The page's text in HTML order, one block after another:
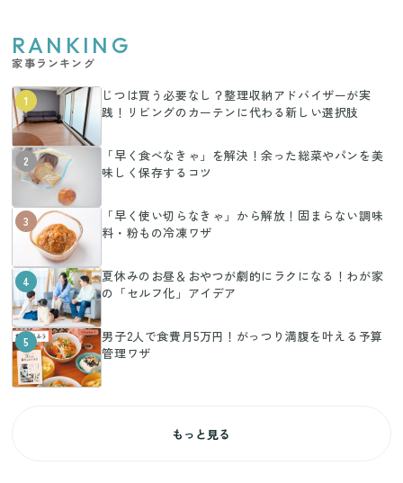
RANKING
家事ランキング
1
じつは買う必要なし？整理収納アドバイザーが実
践！リビングのカーテンに代わる新しい選択肢
2
「早く食べなきゃ」を解決！余った総菜やパンを美
味しく保存するコツ
3
「早く使い切らなきゃ」から解放！固まらない調味
料・粉もの冷凍ワザ
4
夏休みのお昼＆おやつが劇的にラクになる！わが家
の「セルフ化」アイデア
5
男子2人で食費月5万円！がっつり満腹を叶える予算
管理ワザ
もっと見る